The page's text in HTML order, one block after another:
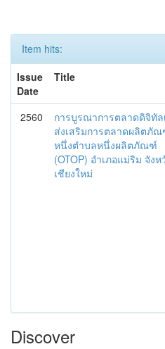
Item hits:
Issue
Date
Title
2560
การบูรณาการตลาดดิจิทัล
ส่งเสริมการตลาดผลิตภั
หนึ่งตำบลหนึ่งผลิตภัณฑ์
(OTOP) อำเภอแม่ริม จังห
เชียงใหม่
Discover